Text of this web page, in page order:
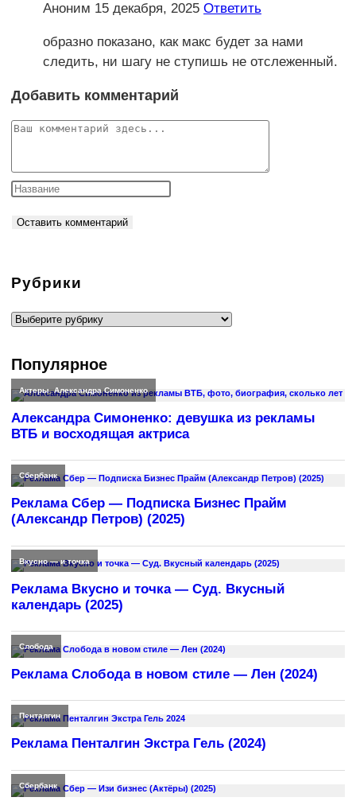
Аноним 15 декабря, 2025 Ответить
образно показано, как макс будет за нами
следить, ни шагу не ступишь не отслеженный.
Добавить комментарий
Комментарий
Рубрики
Рубрики
Популярное
Актеры,Александра Симоненко
Александра Симоненко: девушка из рекламы
ВТБ и восходящая актриса
Сбербанк
Реклама Сбер — Подписка Бизнес Прайм
(Александр Петров) (2025)
Вкусно — и точка
Реклама Вкусно и точка — Суд. Вкусный
календарь (2025)
Слобода
Реклама Слобода в новом стиле — Лен (2024)
Пенталгин
Реклама Пенталгин Экстра Гель (2024)
Сбербанк